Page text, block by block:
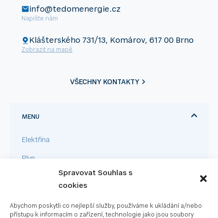
Spravovat Souhlas s
cookies
Abychom poskytli co nejlepší služby, používáme k ukládání a/nebo
přístupu k informacím o zařízení, technologie jako jsou soubory
info@tedomenergie.cz
Napište nám
Klášterského 731/13, Komárov, 617 00 Brno
Zobrazit na mapě
VŠECHNY KONTAKTY
MENU
Elektřina
Plyn
Fotovoltaika